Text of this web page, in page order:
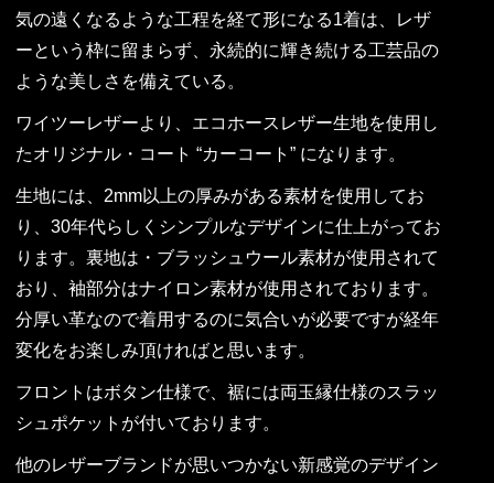
気の遠くなるような工程を経て形になる1着は、レザ
ーという枠に留まらず、永続的に輝き続ける工芸品の
ような美しさを備えている。
ワイツーレザーより、エコホースレザー生地を使用し
たオリジナル・コート “カーコート” になります。
生地には、2mm以上の厚みがある素材を使用してお
り、30年代らしくシンプルなデザインに仕上がってお
ります。裏地は・ブラッシュウール素材が使用されて
おり、袖部分はナイロン素材が使用されております。
分厚い革なので着用するのに気合いが必要ですが経年
変化をお楽しみ頂ければと思います。
フロントはボタン仕様で、裾には両玉縁仕様のスラッ
シュポケットが付いております。
他のレザーブランドが思いつかない新感覚のデザイン